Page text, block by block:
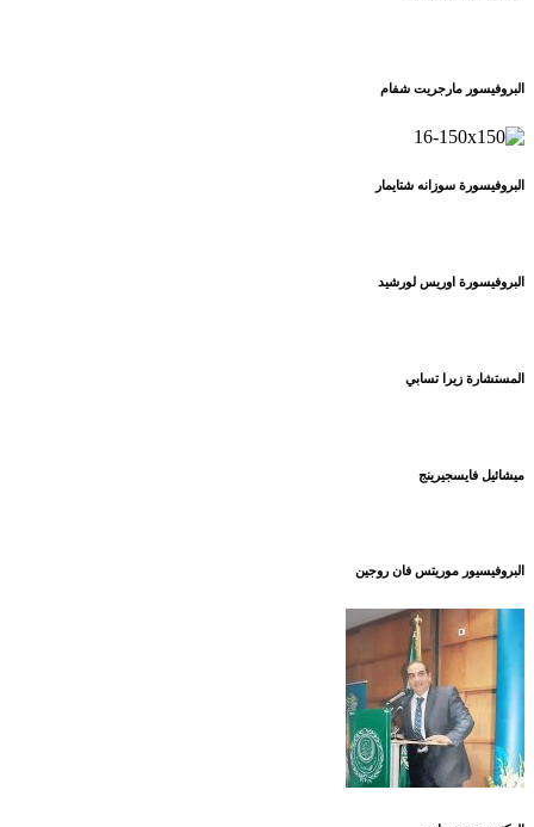
البروفيسور مارجريت شفام
البروفيسورة سوزانه شتايمار
البروفيسورة اوريس لورشيد
المستشارة زيرا تسابي
ميشائيل فايسجيرينج
البروفيسيور موريتس فان روجين